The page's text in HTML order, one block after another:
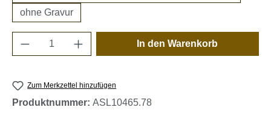
ohne Gravur
Produkt Anzahl: Gib den gewünschten
In den Warenkorb
Zum Merkzettel hinzufügen
Produktnummer: ASL10465.78